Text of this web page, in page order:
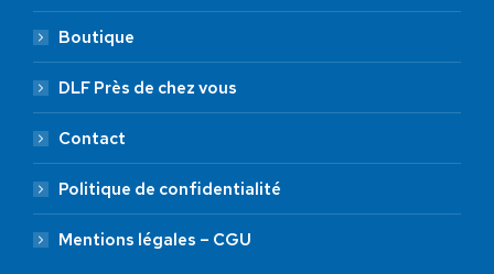
Boutique
DLF Près de chez vous
Contact
Politique de confidentialité
Mentions légales – CGU